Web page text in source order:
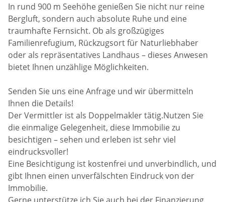
In rund 900 m Seehöhe genießen Sie nicht nur reine
Bergluft, sondern auch absolute Ruhe und eine
traumhafte Fernsicht. Ob als großzügiges
Familienrefugium, Rückzugsort für Naturliebhaber
oder als repräsentatives Landhaus – dieses Anwesen
bietet Ihnen unzählige Möglichkeiten.
Senden Sie uns eine Anfrage und wir übermitteln
Ihnen die Details!
Der Vermittler ist als Doppelmakler tätig.Nutzen Sie
die einmalige Gelegenheit, diese Immobilie zu
besichtigen – sehen und erleben ist sehr viel
eindrucksvoller!
Eine Besichtigung ist kostenfrei und unverbindlich, und
gibt Ihnen einen unverfälschten Eindruck von der
Immobilie.